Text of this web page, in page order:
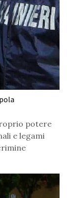
potere
e legami